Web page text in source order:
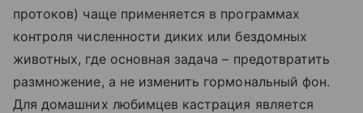
протоков) чаще применяется в программах
контроля численности диких или бездомных
животных, где основная задача – предотвратить
размножение, а не изменить гормональный фон.
Для домашних любимцев кастрация является